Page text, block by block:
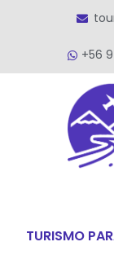
+56
TURISMO